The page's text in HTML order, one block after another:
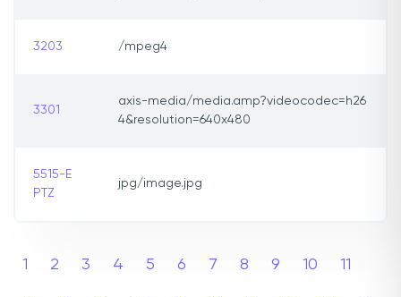
3203 /mpeg4
3301
axis-media/media.amp?videocodec=h26
4&resolution=640x480
5515-E
PTZ
jpg/image.jpg
1 2 3 4 5 6 7 8 9 10 11